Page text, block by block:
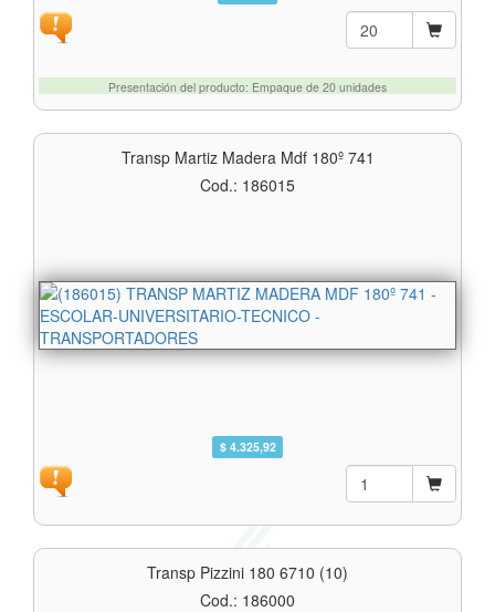
Presentación del producto: Empaque de 20 unidades
Transp Martiz Madera Mdf 180º 741
Cod.: 186015
$ 4.325,92
Transp Pizzini 180 6710 (10)
Cod.: 186000